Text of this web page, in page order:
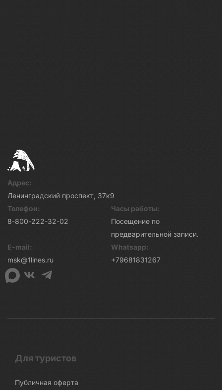
Адрес:
Ленинградский проспект, 37к9
Телефон:
8-800-222-32-02
Часы работы:
Посещение по
предварительной записи.
E-mail:
msk@1lines.ru
Whatsapp:
+79681831267
Для туристов
Публичная оферта